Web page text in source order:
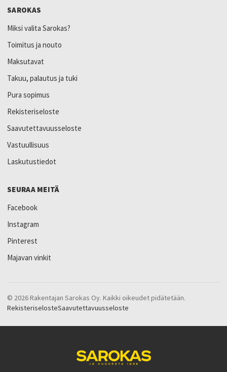
SAROKAS
Miksi valita Sarokas?
Toimitus ja nouto
Maksutavat
Takuu, palautus ja tuki
Pura sopimus
Rekisteriseloste
Saavutettavuusseloste
Vastuullisuus
Laskutustiedot
SEURAA MEITÄ
Facebook
Instagram
Pinterest
Majavan vinkit
© 2026 Rakentajan Sarokas Oy. Kaikki oikeudet pidätetään.
RekisteriselosteSaavutettavuusseloste